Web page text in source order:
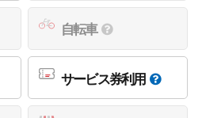
自転車
サービス券利用